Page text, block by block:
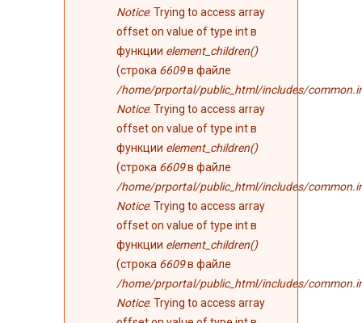
Notice: Trying to access array
offset on value of type int в
функции element_children()
(строка 6609в файле
/home/prportal/public_html/includes/
Notice: Trying to access array
offset on value of type int в
функции element_children()
(строка 6609в файле
/home/prportal/public_html/includes/
Notice: Trying to access array
offset on value of type int в
функции element_children()
(строка 6609в файле
/home/prportal/public_html/includes/
Notice: Trying to access array